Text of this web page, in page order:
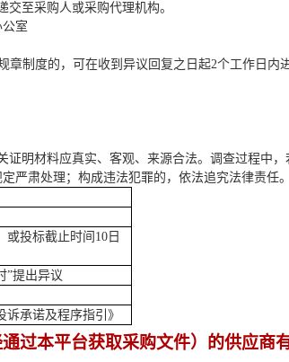
交至采购人或采购代理机构。
公室
章制度的，可在收到异议回复 之日起2个工作日内
证明材料应真实、客观、来源合法。调查过程中，
严肃处理；构成违法犯罪的，依法追究法律责任。
或投标截止时间 10 日
”提出异议
诉承诺及程序指引 》
过本平台获取采购文件）的供应商